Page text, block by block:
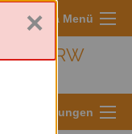
Sympa Menü
NRW
×